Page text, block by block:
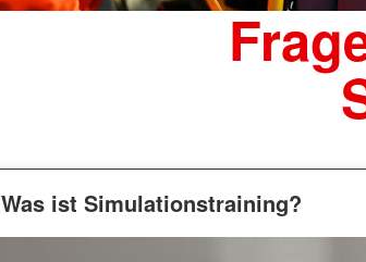
Was ist Simulationstraining?